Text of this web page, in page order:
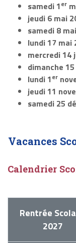
samedi 1er
jeudi 6 mai
samedi 8
lundi 17 mai
mercredi 14
dimanche
lundi 1er
jeudi 11
samedi 25
Vacances
Calendrier
Rentrée
2027